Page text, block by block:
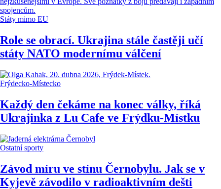
Státy mimo EU
Role se obrací. Ukrajina stále častěji učí
státy NATO modernímu válčení
Frýdecko-Místecko
Každý den čekáme na konec války, říká
Ukrajinka z Lu Cafe ve Frýdku-Místku
Ostatní sporty
Závod míru ve stínu Černobylu. Jak se v
Kyjevě závodilo v radioaktivním dešti